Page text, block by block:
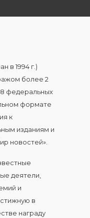
в 1994 г.)
более 2
8 федеральных
формате
к
изданиям и
новостей».
деятели,
и
в
награду